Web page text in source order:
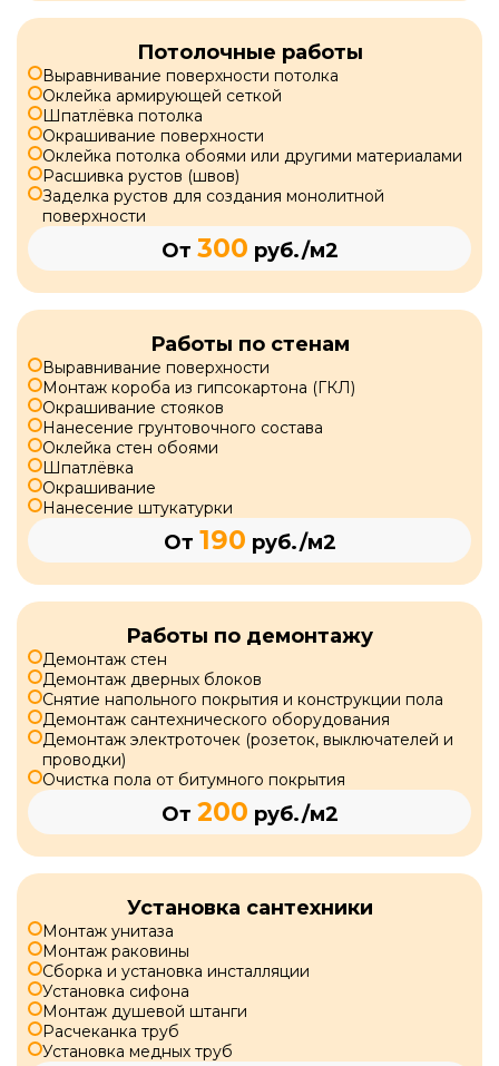
Потолочные работы
Выравнивание поверхности потолка
Оклейка армирующей сеткой
Шпатлёвка потолка
Окрашивание поверхности
Оклейка потолка обоями или другими материалами
Расшивка рустов (швов)
Заделка рустов для создания монолитной
поверхности
От 300 руб./м2
Работы по стенам
Выравнивание поверхности
Монтаж короба из гипсокартона (ГКЛ)
Окрашивание стояков
Нанесение грунтовочного состава
Оклейка стен обоями
Шпатлёвка
Окрашивание
Нанесение штукатурки
От 190 руб./м2
Работы по демонтажу
Демонтаж стен
Демонтаж дверных блоков
Снятие напольного покрытия и конструкции пола
Демонтаж сантехнического оборудования
Демонтаж электроточек (розеток, выключателей и
проводки)
Очистка пола от битумного покрытия
От 200 руб./м2
Установка сантехники
Монтаж унитаза
Монтаж раковины
Сборка и установка инсталляции
Установка сифона
Монтаж душевой штанги
Расчеканка труб
Установка медных труб